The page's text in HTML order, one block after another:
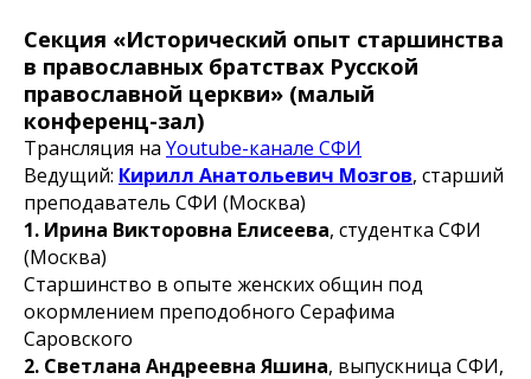
Секция «Исторический опыт старшинства
в православных братствах Русской
православной церкви» (малый
конференц-зал)
Трансляция на Youtube-канале СФИ
Ведущий: Кирилл Анатольевич Мозгов, старший
преподаватель СФИ (Москва)
1. Ирина Викторовна Елисеева, студентка СФИ
(Москва)
Старшинство в опыте женских общин под
окормлением преподобного Серафима
Саровского
2. Светлана Андреевна Яшина, выпускница СФИ,